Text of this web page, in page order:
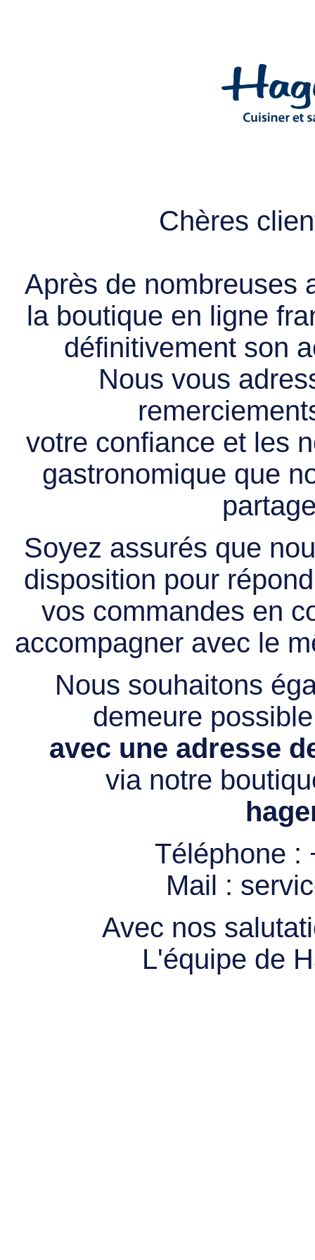
Chères
Après de nombreuses
la boutique en ligne
définitivement son
Nous vous
votre confiance et les
gastronomique que
Soyez assurés que
disposition pour
vos commandes en
accompagner avec le
Nous souhaitons
demeure
avec une adresse
via notre
Téléphone :
Mail :
Avec nos
L'équipe de